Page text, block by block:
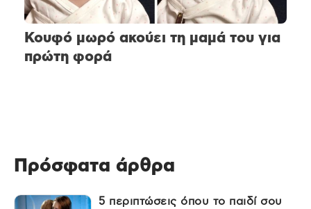
Κουφό μωρό ακούει τη μαμά του για
πρώτη φορά
Πρόσφατα άρθρα
5 περιπτώσεις όπου το παιδί σου